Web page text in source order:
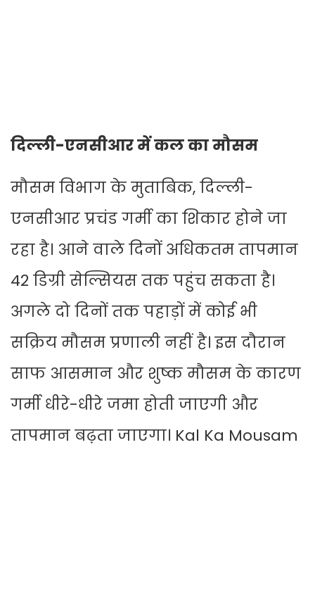
दिल्ली-एनसीआर में कल का मौसम
मौसम विभाग के मुताबिक, दिल्ली-
एनसीआर प्रचंड गर्मी का शिकार होने जा
रहा है। आने वाले दिनों अधिकतम तापमान
42 डिग्री सेल्सियस तक पहुंच सकता है।
अगले दो दिनों तक पहाड़ों में कोई भी
सक्रिय मौसम प्रणाली नहीं है। इस दौरान
साफ आसमान और शुष्क मौसम के कारण
गर्मी धीरे-धीरे जमा होती जाएगी और
तापमान बढ़ता जाएगा। Kal Ka Mousam